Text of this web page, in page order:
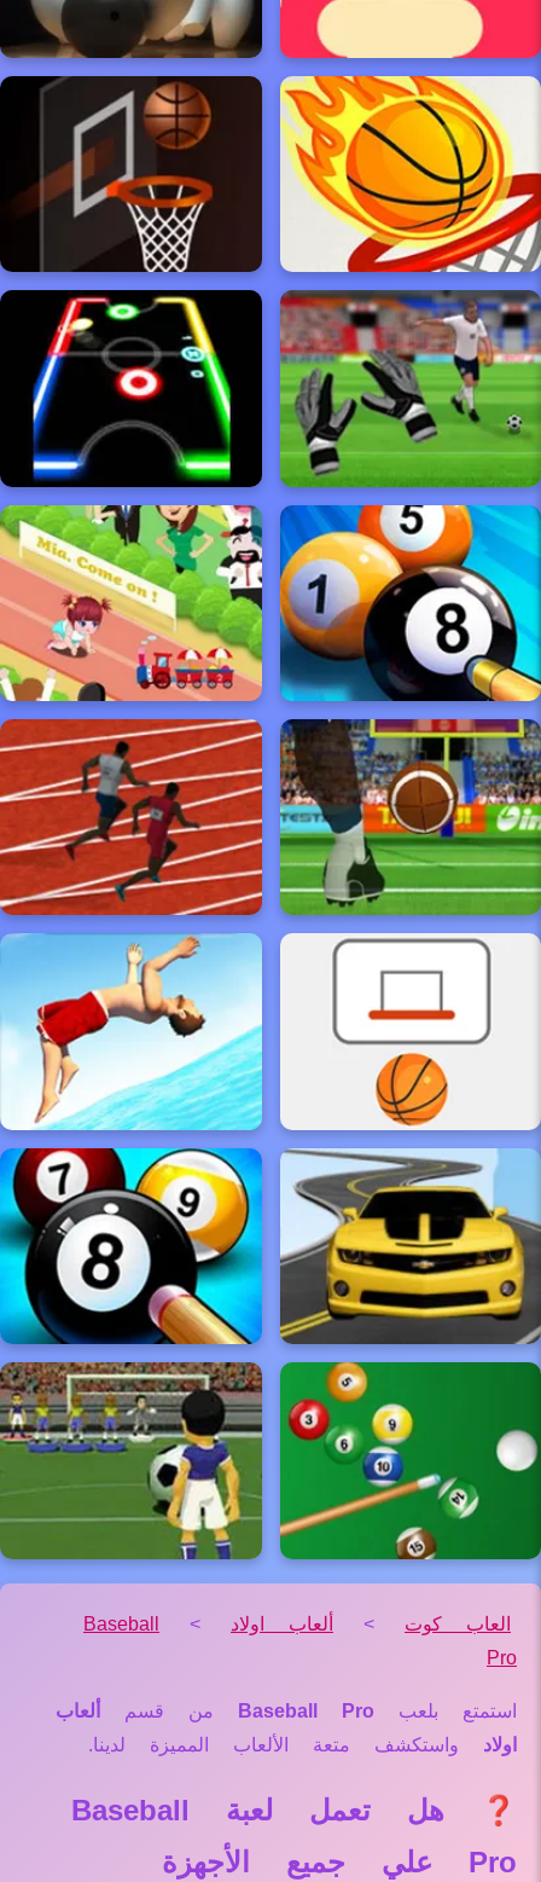
العاب كوت > ألعاب اولاد >
Baseball
Pro
استمتع بلعب Baseball Pro من قسم
ألعاب
اولاد واستكشف متعة الألعاب المميزة لدينا.
❓ هل تعمل لعبة Baseball
Pro علي جميع الأجهزة